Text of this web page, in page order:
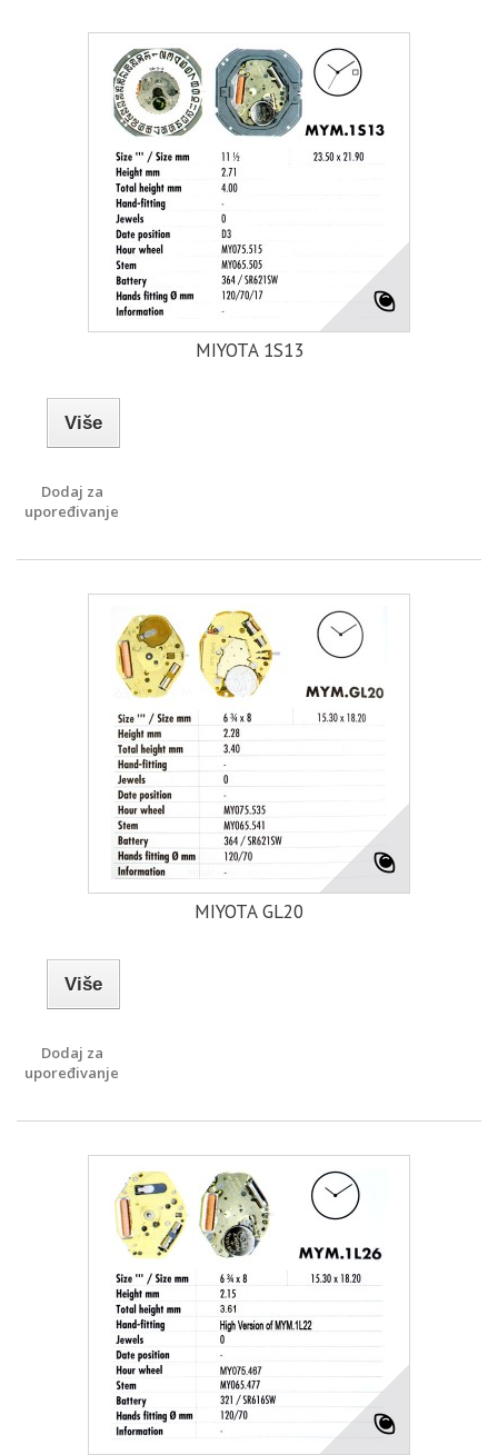
MIYOTA 1S13
Više
Dodaj za
upoređivanje
MIYOTA GL20
Više
Dodaj za
upoređivanje